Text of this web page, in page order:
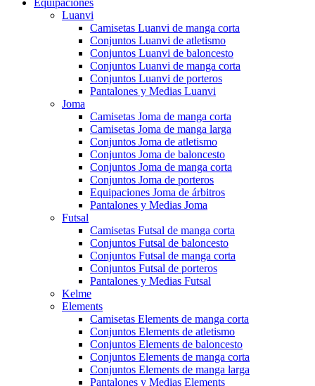
Equipaciones
Luanvi
Camisetas Luanvi de manga corta
Conjuntos Luanvi de atletismo
Conjuntos Luanvi de baloncesto
Conjuntos Luanvi de manga corta
Conjuntos Luanvi de porteros
Pantalones y Medias Luanvi
Joma
Camisetas Joma de manga corta
Camisetas Joma de manga larga
Conjuntos Joma de atletismo
Conjuntos Joma de baloncesto
Conjuntos Joma de manga corta
Conjuntos Joma de porteros
Equipaciones Joma de árbitros
Pantalones y Medias Joma
Futsal
Camisetas Futsal de manga corta
Conjuntos Futsal de baloncesto
Conjuntos Futsal de manga corta
Conjuntos Futsal de porteros
Pantalones y Medias Futsal
Kelme
Elements
Camisetas Elements de manga corta
Conjuntos Elements de atletismo
Conjuntos Elements de baloncesto
Conjuntos Elements de manga corta
Conjuntos Elements de manga larga
Pantalones y Medias Elements